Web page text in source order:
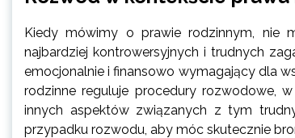
Kiedy mówimy o prawie rodzinnym, nie
najbardziej kontrowersyjnych i trudnych
emocjonalnie i finansowo wymagający dla
rodzinne reguluje procedury rozwodowe,
innych aspektów związanych z tym
przypadku rozwodu, aby móc skutecznie